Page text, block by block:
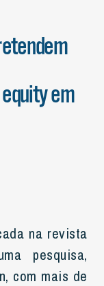
em
na revista
pesquisa,
com mais de